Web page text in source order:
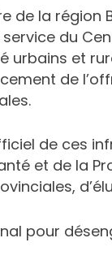
de la région
du
urbains et
de
de ces
et de la
pour